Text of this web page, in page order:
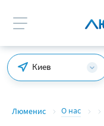
Киев
Люменис О нас